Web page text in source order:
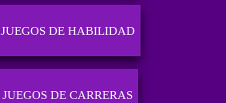
JUEGOS DE HABILIDAD
JUEGOS DE CARRERAS